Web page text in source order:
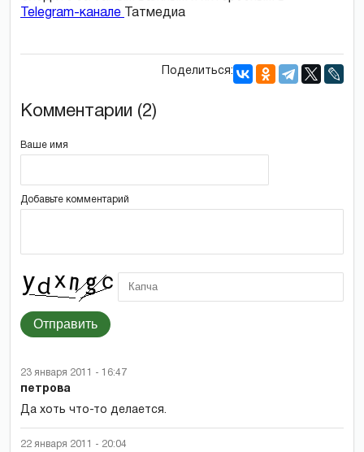
Telegram-канале
Татмедиа
Поделиться:
Комментарии (2)
Ваше имя
Добавьте комментарий
Отправить
23 января 2011 - 16:47
петрова
Да хоть что-то делается.
22 января 2011 - 20:04